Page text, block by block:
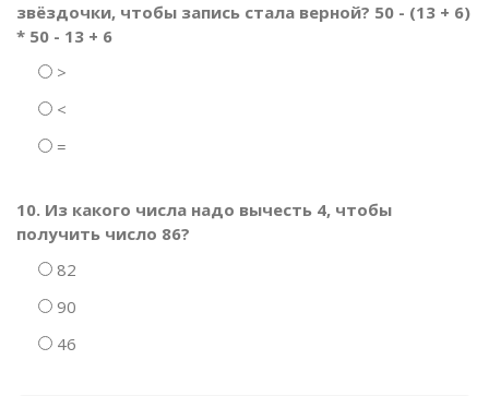
звёздочки, чтобы запись стала верной? 50 - (13 + 6)
* 50 - 13 + 6
>
<
=
10. Из какого числа надо вычесть 4, чтобы
получить число 86?
82
90
46